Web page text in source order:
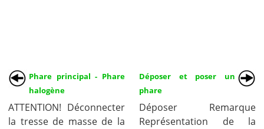
Phare principal - Phare
halogène
ATTENTION! Déconnecter
la tresse de masse de la
Déposer et poser un
phare
Déposer Remarque
Représentation de la